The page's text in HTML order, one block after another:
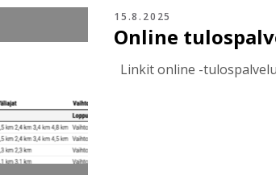
15.8.2025
Online
Linkit online -